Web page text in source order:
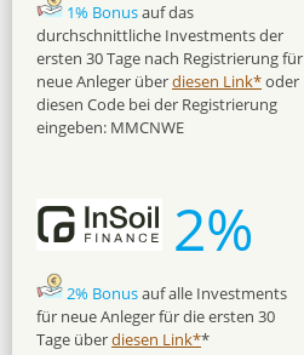
1% Bonusauf das
durchschnittliche Investments der
ersten 30 Tage nach Registrierung für
neue Anleger überdiesen Link*oder
diesen Code bei der Registrierung
eingeben: MMCNWE
2%
2% Bonusauf alle Investments
für neue Anleger für die ersten 30
Tage überdiesen Link**